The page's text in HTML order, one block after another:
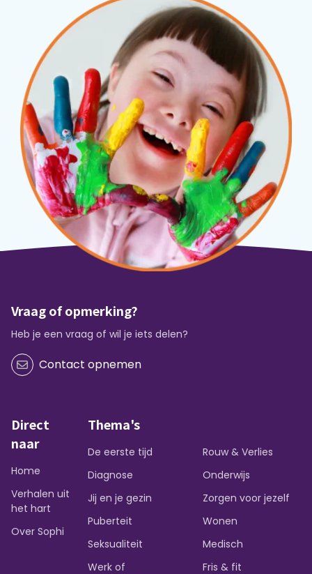
Vraag of opmerking?
Heb je een vraag of wil je iets delen?
Contact opnemen
Direct
naar
Home
Verhalen uit
het hart
Over Sophi
Thema's
De eerste tijd
Diagnose
Jij en je gezin
Puberteit
Seksualiteit
Werk of
Rouw & Verlies
Onderwijs
Zorgen voor jezelf
Wonen
Medisch
Fris & fit